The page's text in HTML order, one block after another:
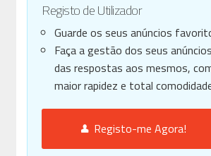
Registo de Utilizador
Guarde os seus anúncios
Faça a gestão dos seus
das respostas aos mesmos,
maior rapidez e total
Registo-me Agora!